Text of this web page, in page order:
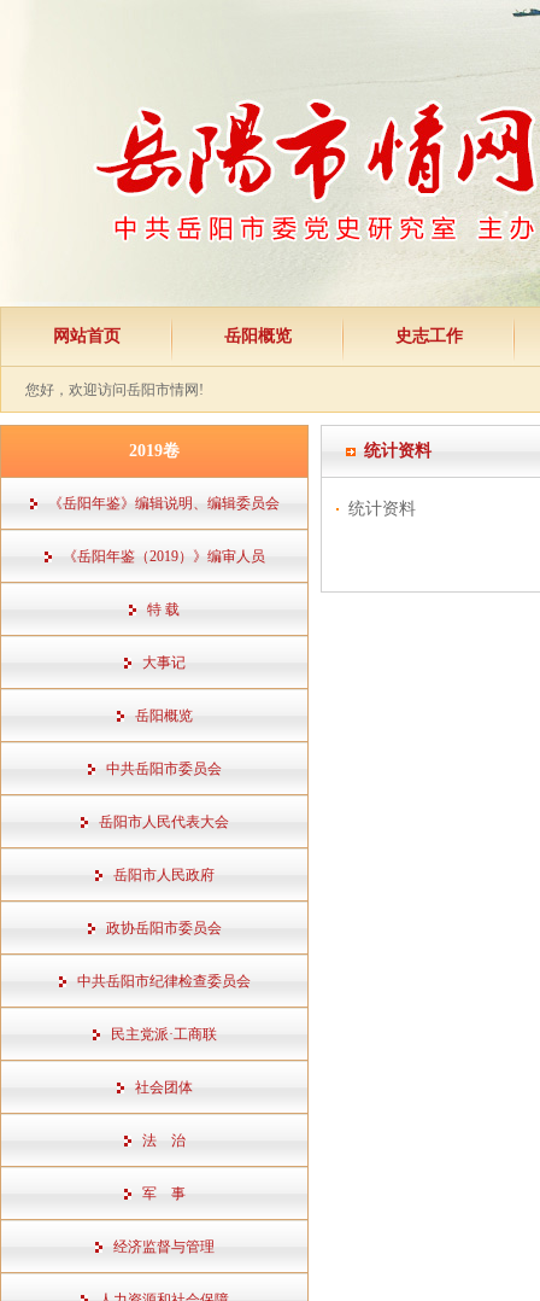
网站首页 岳阳概览 史志工作
您好，欢迎访问岳阳市情网!
2019卷
《岳阳年鉴》编辑说明、编辑委员会
《岳阳年鉴（2019）》编审人员
特 载
大事记
岳阳概览
中共岳阳市委员会
岳阳市人民代表大会
岳阳市人民政府
政协岳阳市委员会
中共岳阳市纪律检查委员会
民主党派·工商联
社会团体
法 治
军 事
经济监督与管理
统计资料
统计资料